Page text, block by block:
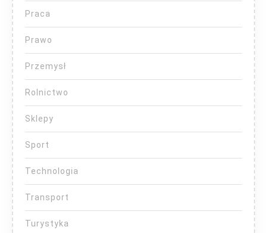
Praca
Prawo
Przemysł
Rolnictwo
Sklepy
Sport
Technologia
Transport
Turystyka